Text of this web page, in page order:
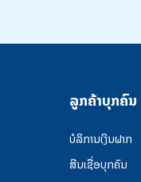
ລູກຄ້າບຸກຄົນ
ບໍລິການເງິນຝາກ
ສີນເຊື່ອບຸກຄົນ